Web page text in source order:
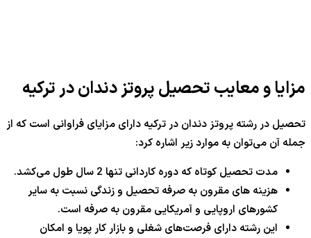
مزایا و معایب تحصیل پروتز دندان در ترکیه
تحصیل در رشته پروتز دندان در ترکیه دارای مزایای فراوانی است که از
جمله آن می‌توان به موارد زیر اشاره کرد:
مدت تحصیل کوتاه که دوره کاردانی تنها 2 سال طول می‌کشد.
هزینه های مقرون به صرفه تحصیل و زندگی نسبت به سایر
کشورهای اروپایی و آمریکایی مقرون به صرفه است.
این رشته دارای فرصت‌های شغلی و بازار کار پویا و امکان